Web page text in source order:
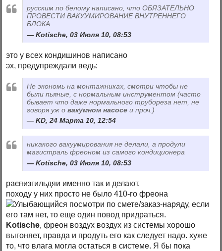
русским по белому написано, что ОБЯЗАТЕЛЬНО
ПРОВЕСТИ ВАКУУМИРОВАНИЕ ВНУТРЕННЕГО
БЛОКА
Kotische, 03 Июля 10, 08:53
это у всех кондишинов написано
эх, предупреждали ведь:
Не экономь на монтажниках, смотри чтобы не
были пьяные, с нормальным инструментом (часто
бывает что даже нормального трубореза нет, не
говоря уж овакумном насосе и проч.)
KD, 24 Марта 10, 12:54
никакого вакуумирования не делали, а продули
магистраль фреоном из самого кондиционера
Kotische, 03 Июля 10, 08:53
распизгильдяи именно так и делают.
походу у них просто не было 410-го фреона
посмотри по смете/заказ-наряду, если
его там нет, то еще один повод придраться.
Kotische, фреон воздух воздух из системы хорошо
выгоняет, правда и продуть его как следует надо. хуже
то, что влага могла остаться в системе. Я бы пока